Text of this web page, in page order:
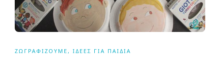
ΖΩΓΡΑΦΊΖΟΥΜΕ , ΙΔΈΕΣ ΓΙΑ ΠΑΙΔΙΆ